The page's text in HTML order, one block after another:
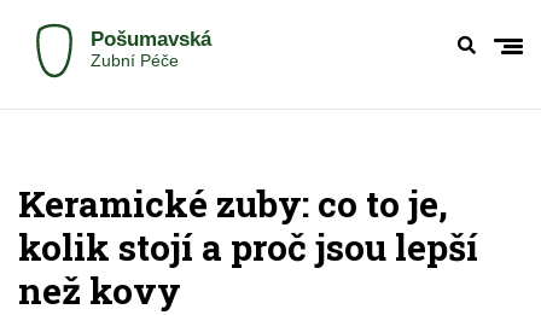
Keramické zuby: co to je,
kolik stojí a proč jsou lepší
než kovy